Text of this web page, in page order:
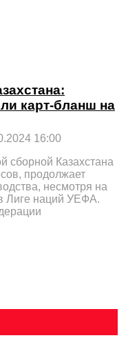
карт-бланш на
16:00
сборной Казахстана
продолжает
несмотря на
Лиге наций УЕФА.